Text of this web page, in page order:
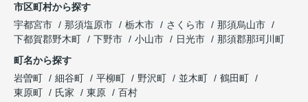
市区町村から探す
宇都宮市
那須塩原市 栃木市 さくら市
那須烏山市
下都賀郡野木町
下野市 小山市 日光市
那須郡那珂川町
町名から探す
岩曽町
細谷町 平柳町 野沢町 並木町
鶴田町
東原町
氏家 東原
百村